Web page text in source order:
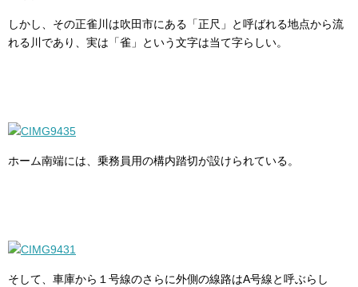
しかし、その正雀川は吹田市にある「正尺」と呼ばれる地点から流
れる川であり、実は「雀」という文字は当て字らしい。
ホーム南端には、乗務員用の構内踏切が設けられている。
そして、車庫から１号線のさらに外側の線路はA号線と呼ぶらし